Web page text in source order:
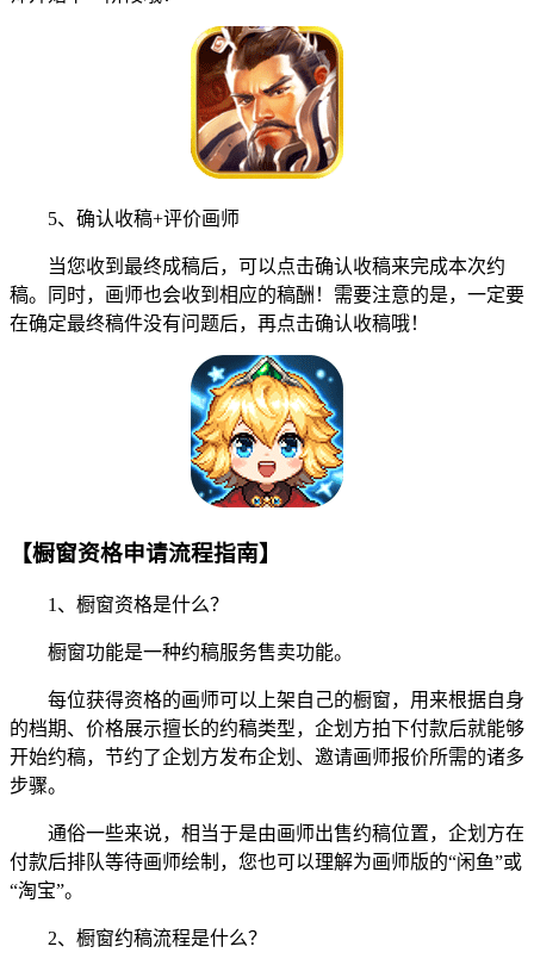
5、确认收稿+评价画师
当您收到最终成稿后，可以点击确认收稿来完成本次约
稿。同时，画师也会收到相应的稿酬！需要注意的是，一定要
在确定最终稿件没有问题后，再点击确认收稿哦！
【橱窗资格申请流程指南】
1、橱窗资格是什么？
橱窗功能是一种约稿服务售卖功能。
每位获得资格的画师可以上架自己的橱窗，用来根据自身
的档期、价格展示擅长的约稿类型，企划方拍下付款后就能够
开始约稿，节约了企划方发布企划、邀请画师报价所需的诸多
步骤。
通俗一些来说，相当于是由画师出售约稿位置，企划方在
付款后排队等待画师绘制，您也可以理解为画师版的“闲鱼”或
“淘宝”。
2、橱窗约稿流程是什么？